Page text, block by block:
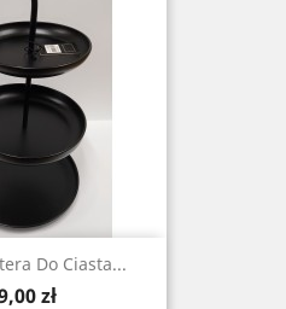
Do Ciasta...
zł